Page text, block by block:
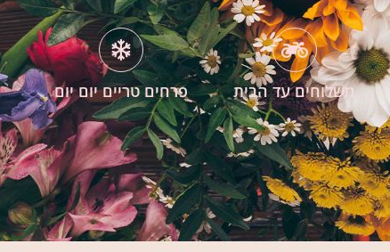
משלוחים עד הבית פרחים טריים יום יום